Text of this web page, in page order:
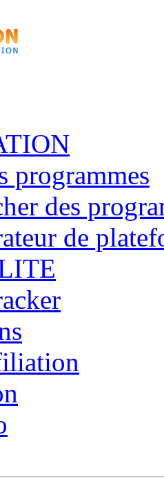
programmes
des
de